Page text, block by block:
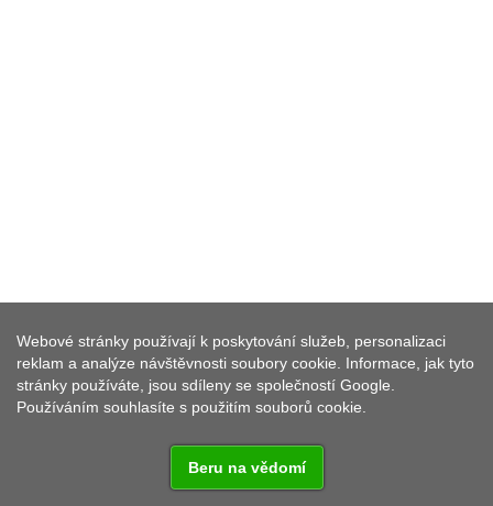
ROZHLEDNA VYSOKÁ
Webové stránky používají k poskytování služeb, personalizaci
reklam a analýze návštěvnosti soubory cookie. Informace, jak tyto
stránky používáte, jsou sdíleny se společností Google.
Používáním souhlasíte s použitím souborů cookie.
Beru na vědomí